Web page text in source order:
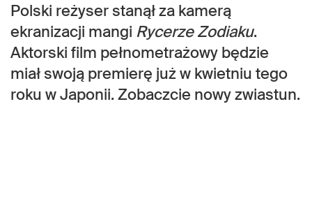
Polski reżyser stanął za kamerą
ekranizacji mangi Rycerze Zodiaku.
Aktorski film pełnometrażowy będzie
miał swoją premierę już w kwietniu tego
roku w Japonii. Zobaczcie nowy zwiastun.